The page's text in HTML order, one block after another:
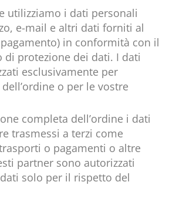
utilizziamo i dati personali
e-mail e altri dati forniti al
in conformità con il
di protezione dei dati. I dati
esclusivamente per
dell’ordine o per le vostre
completa dell’ordine i dati
trasmessi a terzi come
o pagamenti o altre
partner sono autorizzati
solo per il rispetto del